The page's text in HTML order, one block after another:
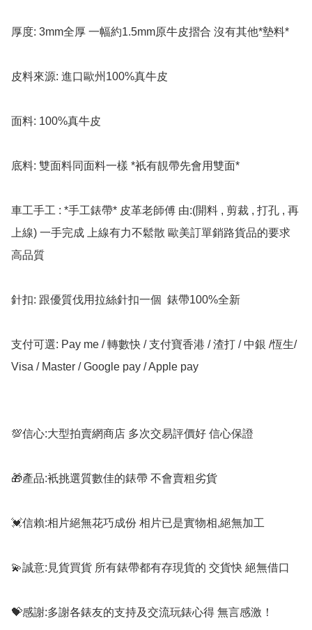
厚度: 3mm全厚 一幅約1.5mm原牛皮摺合 沒有其他*墊料*
皮料來源: 進口歐州100%真牛皮
面料: 100%真牛皮
底料: 雙面料同面料一樣 *衹有靚帶先會用雙面*
車工手工 : *手工錶帶* 皮革老師傅 由:(開料 , 剪裁 , 打孔 , 再
上線) 一手完成 上線有力不鬆散 歐美訂單銷路貨品的要求
高品質
針扣: 跟優質伐用拉絲針扣一個  錶帶100%全新
支付可選: Pay me / 轉數快 / 支付寶香港 / 渣打 / 中銀 /恆生/
Visa / Master / Google pay / Apple pay
💯信心:大型拍賣網商店 多次交易評價好 信心保證
🎁產品:衹挑選質數佳的錶帶 不會賣粗劣貨
💓信賴:相片絕無花巧成份 相片已是實物相,絕無加工
💫誠意:見貨買貨 所有錶帶都有存現貨的 交貨快 絕無借口
💝感謝:多謝各錶友的支持及交流玩錶心得 無言感激！